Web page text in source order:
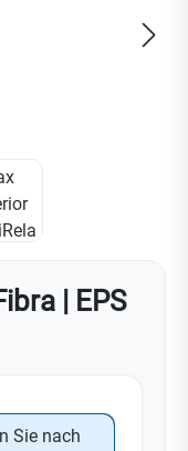
| EPS
Sie nach